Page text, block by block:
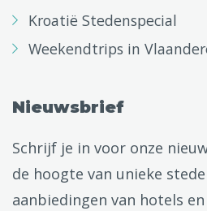
Kroatië Stedenspecial
Weekendtrips in
Nieuwsbrief
Schrijf je in voor onze
de hoogte van unieke
aanbiedingen van hotels